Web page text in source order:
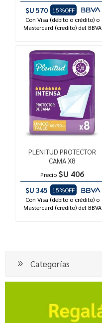
$U 570
15%OFF
Con Visa (débito o crédito) o
Mastercard (credito) del BBVA
PLENITUD PROTECTOR
CAMA X8
Precio $U 406
$U 345
15%OFF
Con Visa (débito o crédito) o
Mastercard (credito) del BBVA
Categorías